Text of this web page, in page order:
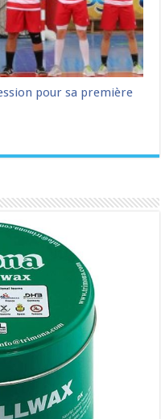
pour sa première